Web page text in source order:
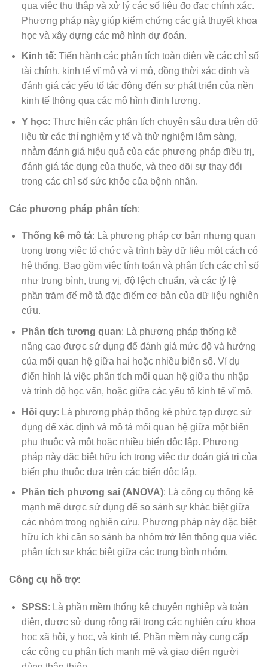
qua việc thu thập và xử lý các số liệu đo đạc chính xác.
Phương pháp này giúp kiểm chứng các giả thuyết khoa
học và xây dựng các mô hình dự đoán.
Kinh tế: Tiến hành các phân tích toàn diện về các chỉ số
tài chính, kinh tế vĩ mô và vi mô, đồng thời xác định và
đánh giá các yếu tố tác động đến sự phát triển của nền
kinh tế thông qua các mô hình định lượng.
Y học: Thực hiện các phân tích chuyên sâu dựa trên dữ
liệu từ các thí nghiệm y tế và thử nghiệm lâm sàng,
nhằm đánh giá hiệu quả của các phương pháp điều trị,
đánh giá tác dụng của thuốc, và theo dõi sự thay đổi
trong các chỉ số sức khỏe của bệnh nhân.
Các phương pháp phân tích:
Thống kê mô tả: Là phương pháp cơ bản nhưng quan
trọng trong việc tổ chức và trình bày dữ liệu một cách có
hệ thống. Bao gồm việc tính toán và phân tích các chỉ số
như trung bình, trung vị, độ lệch chuẩn, và các tỷ lệ
phần trăm để mô tả đặc điểm cơ bản của dữ liệu nghiên
cứu.
Phân tích tương quan: Là phương pháp thống kê
nâng cao được sử dụng để đánh giá mức độ và hướng
của mối quan hệ giữa hai hoặc nhiều biến số. Ví dụ
điển hình là việc phân tích mối quan hệ giữa thu nhập
và trình độ học vấn, hoặc giữa các yếu tố kinh tế vĩ mô.
Hồi quy: Là phương pháp thống kê phức tạp được sử
dụng để xác định và mô tả mối quan hệ giữa một biến
phụ thuộc và một hoặc nhiều biến độc lập. Phương
pháp này đặc biệt hữu ích trong việc dự đoán giá trị của
biến phụ thuộc dựa trên các biến độc lập.
Phân tích phương sai (ANOVA): Là công cụ thống kê
mạnh mẽ được sử dụng để so sánh sự khác biệt giữa
các nhóm trong nghiên cứu. Phương pháp này đặc biệt
hữu ích khi cần so sánh ba nhóm trở lên thông qua việc
phân tích sự khác biệt giữa các trung bình nhóm.
Công cụ hỗ trợ:
SPSS: Là phần mềm thống kê chuyên nghiệp và toàn
diện, được sử dụng rộng rãi trong các nghiên cứu khoa
học xã hội, y học, và kinh tế. Phần mềm này cung cấp
các công cụ phân tích mạnh mẽ và giao diện người